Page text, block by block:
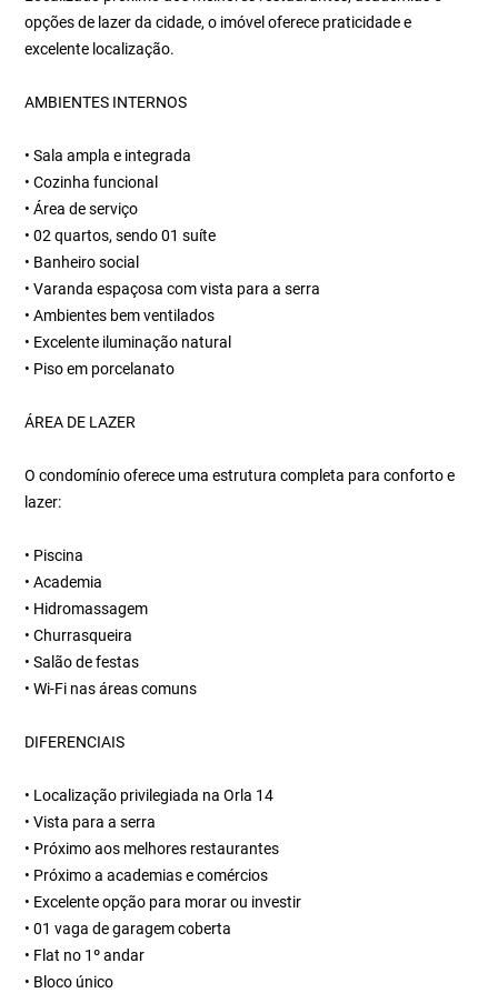
opções de lazer da cidade, o imóvel oferece praticidade e
excelente localização.
AMBIENTES INTERNOS
• Sala ampla e integrada
• Cozinha funcional
• Área de serviço
• 02 quartos, sendo 01 suíte
• Banheiro social
• Varanda espaçosa com vista para a serra
• Ambientes bem ventilados
• Excelente iluminação natural
• Piso em porcelanato
ÁREA DE LAZER
O condomínio oferece uma estrutura completa para conforto e
lazer:
• Piscina
• Academia
• Hidromassagem
• Churrasqueira
• Salão de festas
• Wi-Fi nas áreas comuns
DIFERENCIAIS
• Localização privilegiada na Orla 14
• Vista para a serra
• Próximo aos melhores restaurantes
• Próximo a academias e comércios
• Excelente opção para morar ou investir
• 01 vaga de garagem coberta
• Flat no 1º andar
• Bloco único